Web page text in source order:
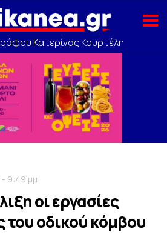
Κατερίνας Κουρτέλη
9:49 μμ
οι εργασίες
οδικού κόμβου